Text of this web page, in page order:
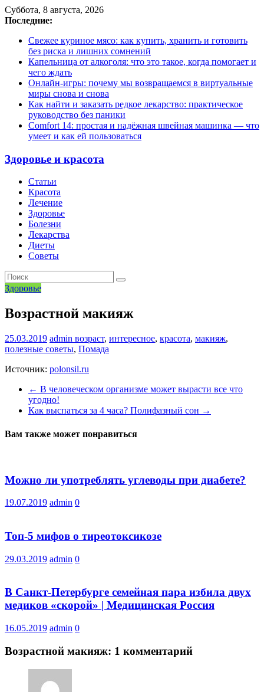
Суббота, 8 августа, 2026
Последние:
Свежее куриное мясо: как купить, хранить и готовить
без риска и лишних сомнений
Капельница от алкоголя: что это такое, когда помогает и
чего ждать
Онлайн-игры: почему мы возвращаемся в виртуальные
миры снова и снова
Как найти и заказать редкое лекарство: практическое
руководство без паники
Comfort 14: простая и надёжная швейная машинка — что
умеет и как ей пользоваться
Здоровье и красота
Статьи
Красота
Лечение
Здоровье
Болезни
Лекарства
Диеты
Советы
Здоровье
Возрастной макияж
25.03.2019 admin возраст, интересное, красота, макияж,
полезные советы, Помада
Источник: polonsil.ru
← В человеческом организме может вырасти все что
угодно!
Как выспаться за 4 часа? Полифазный сон →
Вам также может понравиться
Можно ли употреблять углеводы при диабете?
19.07.2019 admin 0
Топ-5 мифов о тиреотоксикозе
29.03.2019 admin 0
В Санкт-Петербурге семейная пара избила двух
медиков «скорой» | Медицинская Россия
16.05.2019 admin 0
Возрастной макияж: 1 комментарий